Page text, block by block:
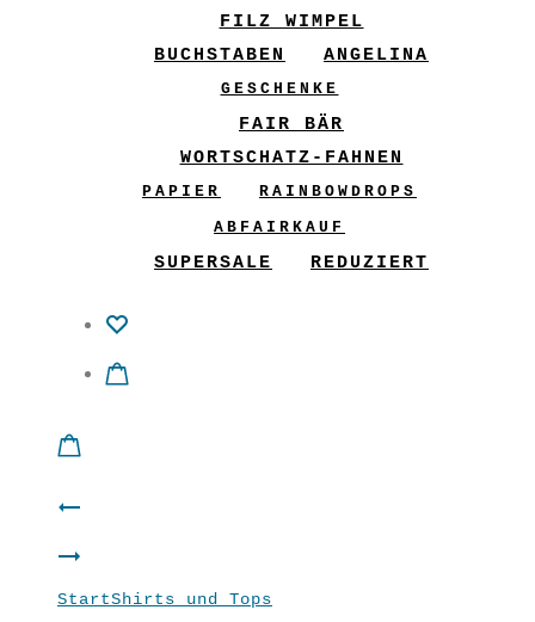
FILZ WIMPEL
BUCHSTABEN
ANGELINA
GESCHENKE
FAIR BÄR
WORTSCHATZ-FAHNEN
PAPIER
RAINBOWDROPS
ABFAIRKAUF
SUPERSALE REDUZIERT
Product
navigation
“Refresh”
GliX
Wenderock
StartShirts und Tops